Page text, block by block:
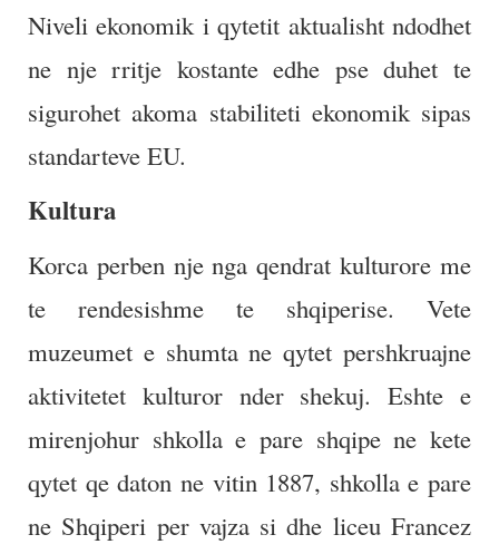
Niveli ekonomik i qytetit aktualisht ndodhet
ne nje rritje kostante edhe pse duhet te
sigurohet akoma stabiliteti ekonomik sipas
standarteve EU.
Kultura
Korca perben nje nga qendrat kulturore me
te rendesishme te shqiperise. Vete
muzeumet e shumta ne qytet pershkruajne
aktivitetet kulturor nder shekuj. Eshte e
mirenjohur shkolla e pare shqipe ne kete
qytet qe daton ne vitin 1887, shkolla e pare
ne Shqiperi per vajza si dhe liceu Francez